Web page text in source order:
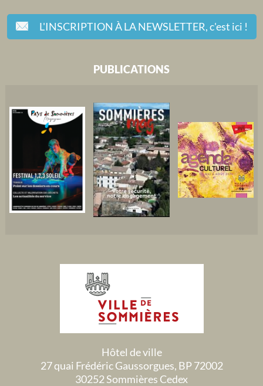
L'INSCRIPTION À LA NEWSLETTER,c'est ici !
PUBLICATIONS
Hôtel de ville
27 quai Frédéric Gaussorgues, BP 72002
30252 Sommières Cedex